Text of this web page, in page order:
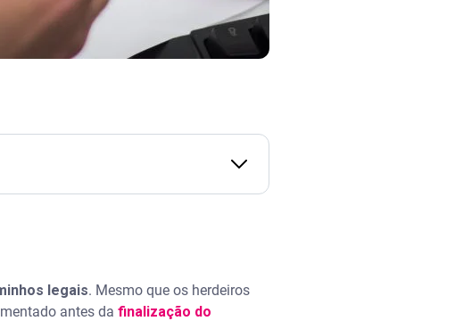
legais. Mesmo que os herdeiros
antes da finalização do